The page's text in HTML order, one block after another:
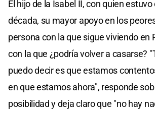
El hijo de la Isabel II, con quien
década, su mayor apoyo en los
persona con la que sigue viviendo en
con la que ¿podría volver a casarse?
puedo decir es que estamos
en que estamos ahora", responde
posibilidad y deja claro que "no hay